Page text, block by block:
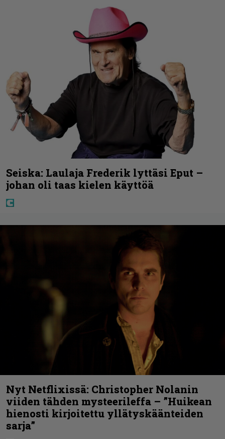
Seiska: Laulaja Frederik lyttäsi Eput –
johan oli taas kielen käyttöä
Nyt Netflixissä: Christopher Nolanin
viiden tähden mysteerileffa – ”Huikean
hienosti kirjoitettu yllätyskäänteiden
sarja”